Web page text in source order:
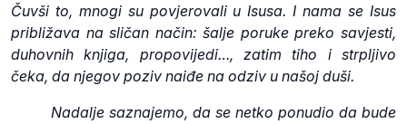
Čuvši to, mnogi su povjerovali u Isusa. I nama se Isus
približava na sličan način: šalje poruke preko savjesti,
duhovnih knjiga, propovijedi…, zatim tiho i strpljivo
čeka, da njegov poziv naiđe na odziv u našoj duši.
Nadalje saznajemo, da se netko ponudio da bude